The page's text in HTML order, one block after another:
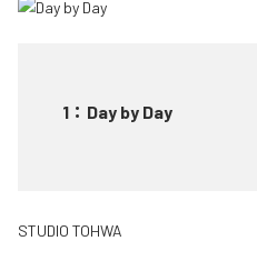
1 ： Day by Day
STUDIO TOHWA